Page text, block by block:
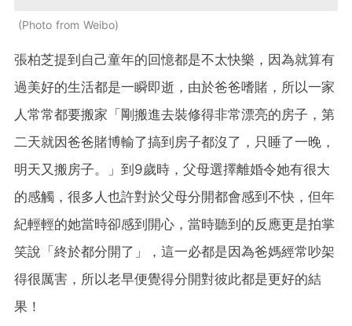
Photo from Weibo
張柏芝提到自己童年的回憶都是不太快樂，因為就算有
過美好的生活都是一瞬即逝，由於爸爸嗜賭，所以一家
人常常都要搬家「剛搬進去裝修得非常漂亮的房子，第
二天就因爸爸賭博輸了搞到房子都沒了，只睡了一晚，
明天又搬房子。」到9歲時，父母選擇離婚令她有很大
的感觸，很多人也許對於父母分開都會感到不快，但年
紀輕輕的她當時卻感到開心，當時聽到的反應更是拍掌
笑說「終於都分開了」，這一必都是因為爸媽經常吵架
得很厲害，所以老早便覺得分開對彼此都是更好的結
果！